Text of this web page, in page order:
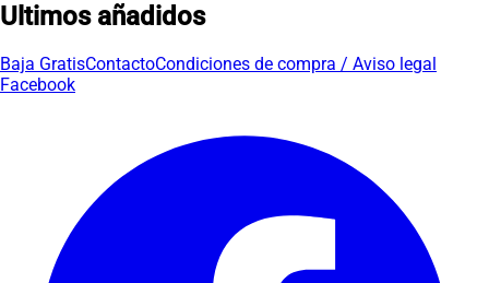
Ultimos añadidos
Baja GratisContactoCondiciones de compra / Aviso legal
Facebook